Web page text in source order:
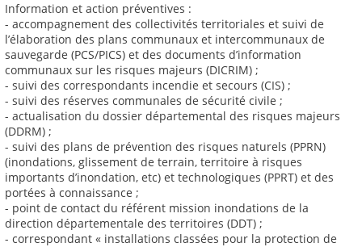
Information et action préventives :
- accompagnement des collectivités territoriales et suivi de
l’élaboration des plans communaux et intercommunaux de
sauvegarde (PCS/PICS) et des documents d’information
communaux sur les risques majeurs (DICRIM) ;
- suivi des correspondants incendie et secours (CIS) ;
- suivi des réserves communales de sécurité civile ;
- actualisation du dossier départemental des risques majeurs
(DDRM) ;
- suivi des plans de prévention des risques naturels (PPRN)
(inondations, glissement de terrain, territoire à risques
importants d’inondation, etc) et technologiques (PPRT) et des
portées à connaissance ;
- point de contact du référent mission inondations de la
direction départementale des territoires (DDT) ;
- correspondant « installations classées pour la protection de